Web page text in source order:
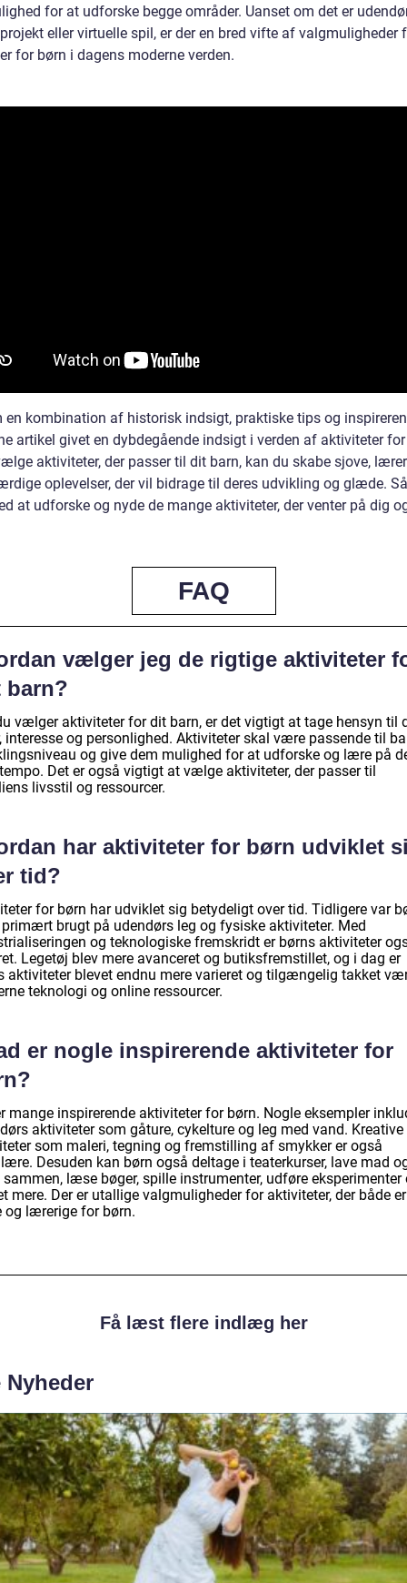
for at udforske begge områder. Uanset om det er
eller virtuelle spil, er der en bred vifte af valgmuligheder
for børn i dagens moderne verden.
en kombination af historisk indsigt, praktiske tips og
artikel givet en dybdegående indsigt i verden af aktiviteter
aktiviteter, der passer til dit barn, kan du skabe sjove,
oplevelser, der vil bidrage til deres udvikling og glæde.
at udforske og nyde de mange aktiviteter, der venter på dig
FAQ
vælger jeg de rigtige aktiviteter
barn?
vælger aktiviteter for dit barn, er det vigtigt at tage hensyn til
interesse og personlighed. Aktiviteter skal være passende til
og give dem mulighed for at udforske og lære på
Det er også vigtigt at vælge aktiviteter, der passer til
livsstil og ressourcer.
har aktiviteter for børn udviklet
tid?
for børn har udviklet sig betydeligt over tid. Tidligere var
brugt på udendørs leg og fysiske aktiviteter. Med
og teknologiske fremskridt er børns aktiviteter
Legetøj blev mere avanceret og butiksfremstillet, og i dag er
aktiviteter blevet endnu mere varieret og tilgængelig takket
teknologi og online ressourcer.
er nogle inspirerende aktiviteter for
mange inspirerende aktiviteter for børn. Nogle eksempler
aktiviteter som gåture, cykelture og leg med vand. Kreative
som maleri, tegning og fremstilling af smykker er også
Desuden kan børn også deltage i teaterkurser, lave mad
sammen, læse bøger, spille instrumenter, udføre eksperimenter
mere. Der er utallige valgmuligheder for aktiviteter, der både er
og lærerige for børn.
Få læst flere indlæg her
Nyheder